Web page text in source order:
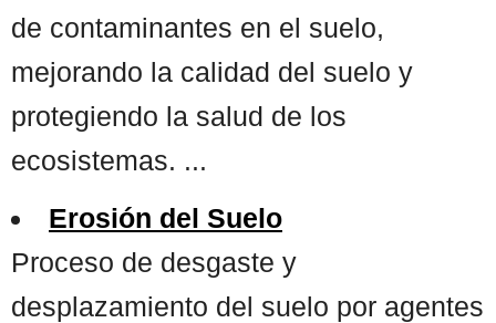
de contaminantes en el suelo,
mejorando la calidad del suelo y
protegiendo la salud de los
ecosistemas. ...
Erosión del Suelo
Proceso de desgaste y
desplazamiento del suelo por agentes